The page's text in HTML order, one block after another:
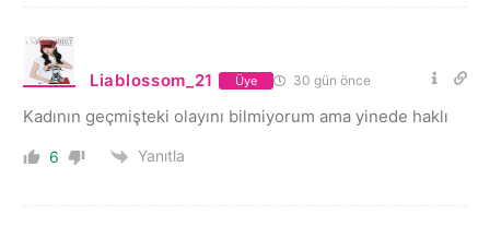
Liablossom_21 Üye 30 gün önce
Kadının geçmişteki olayını bilmiyorum ama yinede haklı
6 Yanıtla